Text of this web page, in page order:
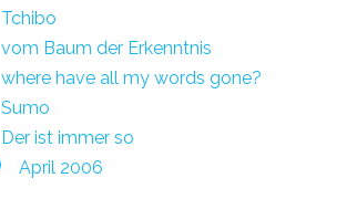
Tchibo
vom Baum der Erkenntnis
where have all my words gone?
Sumo
Der ist immer so
April 2006